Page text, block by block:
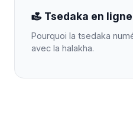
Tsedaka en ligne
Pourquoi la tsedaka
avec la halakha.